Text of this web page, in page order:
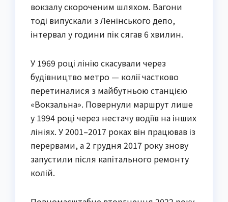
вокзалу скороченим шляхом. Вагони
тоді випускали з Ленінського депо,
інтервал у години пік сягав 6 хвилин.
У 1969 році лінію скасували через
будівництво метро — колії частково
перетиналися з майбутньою станцією
«Вокзальна». Повернули маршрут лише
у 1994 році через нестачу водіїв на інших
лініях. У 2001–2017 роках він працював із
перервами, а 2 грудня 2017 року знову
запустили після капітального ремонту
колій.